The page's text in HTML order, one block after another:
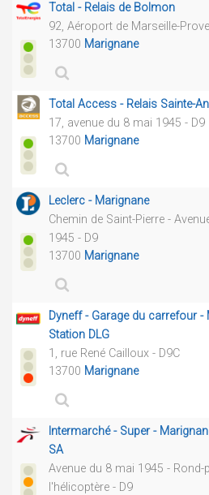
Total - Relais de Bolmon
92, Aéroport de Marseille-
13700 Marignane
Total Access - Relais Sainte-
17, avenue du 8 mai 1945 - D9
13700 Marignane
Leclerc - Marignane
Chemin de Saint-Pierre -
1945 - D9
13700 Marignane
Dyneff - Garage du carrefour -
Station DLG
1, rue René Cailloux - D9C
13700 Marignane
Intermarché - Super -
SA
Avenue du 8 mai 1945 - Rond-
l'hélicoptère - D9